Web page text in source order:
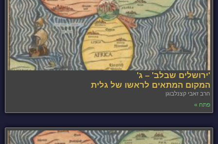
'ירושלים שבלב' – ג'
המקום המתאים לראשו של גלית
הרב זאבי קצנלבוגן
פתח »